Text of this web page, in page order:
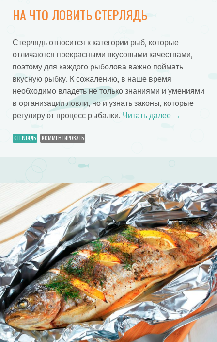
НА ЧТО ЛОВИТЬ СТЕРЛЯДЬ
Стерлядь относится к категории рыб, которые
отличаются прекрасными вкусовыми качествами,
поэтому для каждого рыболова важно поймать
вкусную рыбку. К сожалению, в наше время
необходимо владеть не только знаниями и умениями
в организации ловли, но и узнать законы, которые
регулируют процесс рыбалки. Читать далее →
СТЕРЛЯДЬ КОММЕНТИРОВАТЬ